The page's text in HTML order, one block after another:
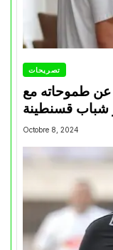
تصريحات
عن طموحاته مع
شباب قسنطينة
Octobre 8, 2024